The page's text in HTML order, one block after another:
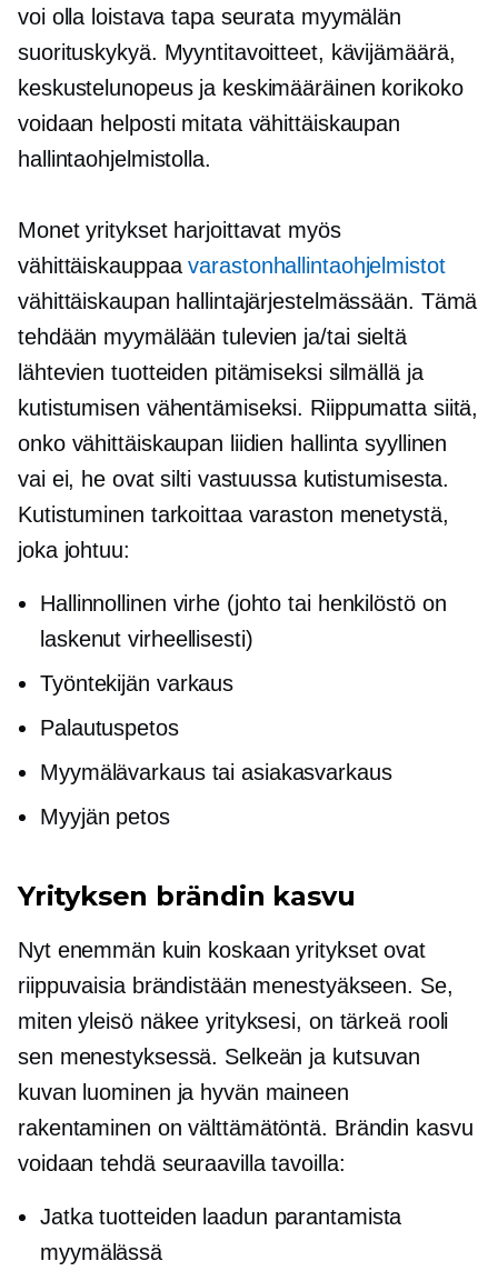
voi olla loistava tapa seurata myymälän
suorituskykyä. Myyntitavoitteet, kävijämäärä,
keskustelunopeus ja keskimääräinen korikoko
voidaan helposti mitata vähittäiskaupan
hallintaohjelmistolla.
Monet yritykset harjoittavat myös
vähittäiskauppaavarastonhallintaohjelmistot
vähittäiskaupan hallintajärjestelmässään. Tämä
tehdään myymälään tulevien ja/tai sieltä
lähtevien tuotteiden pitämiseksi silmällä ja
kutistumisen vähentämiseksi. Riippumatta siitä,
onko vähittäiskaupan liidien hallinta syyllinen
vai ei, he ovat silti vastuussa kutistumisesta.
Kutistuminen tarkoittaa varaston menetystä,
joka johtuu:
Hallinnollinen virhe (johto tai henkilöstö on
laskenut virheellisesti)
Työntekijän varkaus
Palautuspetos
Myymälävarkaus tai asiakasvarkaus
Myyjän petos
Yrityksen brändin kasvu
Nyt enemmän kuin koskaan yritykset ovat
riippuvaisia ​​brändistään menestyäkseen. Se,
miten yleisö näkee yrityksesi, on tärkeä rooli
sen menestyksessä. Selkeän ja kutsuvan
kuvan luominen ja hyvän maineen
rakentaminen on välttämätöntä. Brändin kasvu
voidaan tehdä seuraavilla tavoilla:
Jatka tuotteiden laadun parantamista
myymälässä